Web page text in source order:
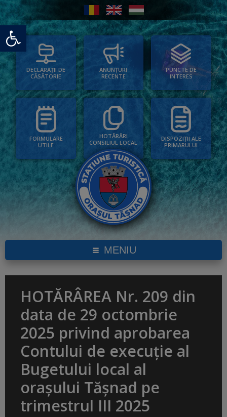
Deschide bara de unelte
DECLARAȚII DE
CĂSĂTORIE
ANUNȚURI
RECENTE
PUNCTE DE
INTERES
FORMULARE
UTILE
HOTĂRÂRI
CONSILIUL LOCAL
DISPOZIȚII ALE
PRIMARULUI
MENIU
HOTĂRÂREA Nr. 209 din
data de 29 octombrie
2025 privind aprobarea
Contului de execuţie al
Bugetului local al
oraşului Tăşnad pe
trimestrul III 2025